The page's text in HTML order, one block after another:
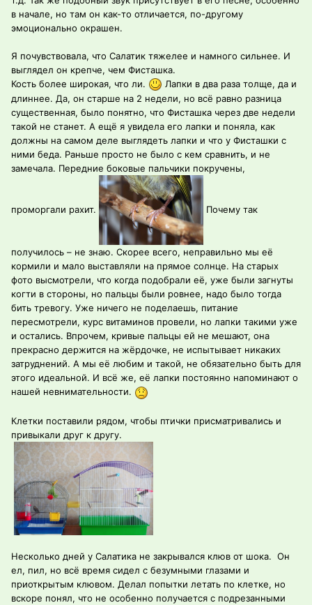
в начале, но там он как-то отличается, по-другому
эмоционально окрашен.
Я почувствовала, что Салатик тяжелее и намного сильнее. И
выглядел он крепче, чем Фисташка.
Кость более широкая, что ли.
Лапки в два раза толще, да и
длиннее. Да, он старше на 2 недели, но всё равно разница
существенная, было понятно, что Фисташка через две недели
такой не станет. А ещё я увидела его лапки и поняла, как
должны на самом деле выглядеть лапки и что у Фисташки с
ними беда. Раньше просто не было с кем сравнить, и не
замечала. Передние боковые пальчики покручены,
проморгали рахит. Почему так
получилось – не знаю. Скорее всего, неправильно мы её
кормили и мало выставляли на прямое солнце. На старых
фото высмотрели, что когда подобрали её, уже были загнуты
когти в стороны, но пальцы были ровнее, надо было тогда
бить тревогу. Уже ничего не поделаешь, питание
пересмотрели, курс витаминов провели, но лапки такими уже
и остались. Впрочем, кривые пальцы ей не мешают, она
прекрасно держится на жёрдочке, не испытывает никаких
затруднений. А мы её любим и такой, не обязательно быть для
этого идеальной. И всё же, её лапки постоянно напоминают о
нашей невнимательности.
Клетки поставили рядом, чтобы птички присматривались и
привыкали друг к другу.
Несколько дней у Салатика не закрывался клюв от шока. Он
ел, пил, но всё время сидел с безумными глазами и
приоткрытым клювом. Делал попытки летать по клетке, но
вскоре понял, что не особенно получается с подрезанными